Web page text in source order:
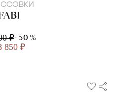
₽- 50 %
850 ₽